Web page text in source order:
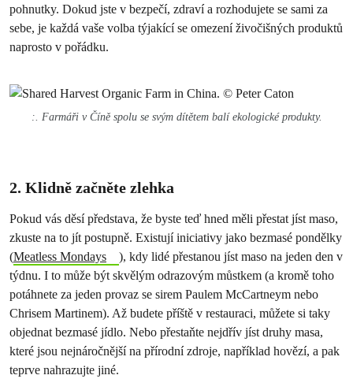
pohnutky. Dokud jste v bezpečí, zdraví a rozhodujete se sami za
sebe, je každá vaše volba týjakící se omezení živočišných produktů
naprosto v pořádku.
:. Farmáři v Číně spolu se svým dítětem balí ekologické produkty.
2. Klidně začněte zlehka
Pokud vás děsí představa, že byste teď hned měli přestat jíst maso,
zkuste na to jít postupně. Existují iniciativy jako bezmasé pondělky
(Meatless Mondays
), kdy lidé přestanou jíst maso na jeden den v
týdnu. I to může být skvělým odrazovým můstkem (a kromě toho
potáhnete za jeden provaz se sirem Paulem McCartneym nebo
Chrisem Martinem). Až budete příště v restauraci, můžete si taky
objednat bezmasé jídlo. Nebo přestaňte nejdřív jíst druhy masa,
které jsou nejnáročnější na přírodní zdroje, například hovězí, a pak
teprve nahrazujte jiné.